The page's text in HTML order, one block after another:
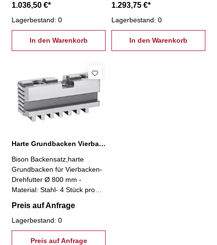
1.036,50 €*
Lagerbestand: 0
In den Warenkorb
1.293,75 €*
Lagerbestand: 0
In den Warenkorb
Harte Grundbacken Vierbacken-Drehfutter Ø 800 mm
Bison Backensatz,harte
Grundbacken für Vierbacken-
Drehfutter Ø 800 mm -
Material: Stahl- 4 Stück pro
Preis auf Anfrage
Lagerbestand: 0
Preis auf Anfrage